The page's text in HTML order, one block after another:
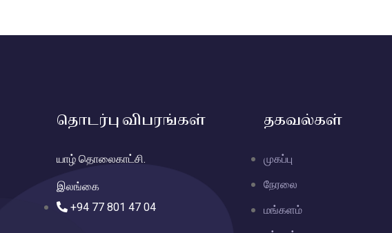
தொடர்பு விபரங்கள்
யாழ் தொலைகாட்சி.
இலங்கை
+94 77 801 47 04
தகவல்கள்
முகப்பு
நேரலை
மங்களம்